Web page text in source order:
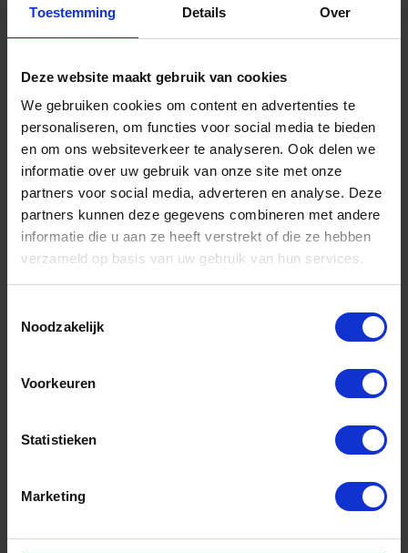
Toestemming Details Over
Deze website maakt gebruik van cookies
We gebruiken cookies om content en advertenties te
personaliseren, om functies voor social media te bieden
en om ons websiteverkeer te analyseren. Ook delen we
informatie over uw gebruik van onze site met onze
partners voor social media, adverteren en analyse. Deze
partners kunnen deze gegevens combineren met andere
informatie die u aan ze heeft verstrekt of die ze hebben
verzameld op basis van uw gebruik van hun services.
Noodzakelijk
Voorkeuren
Statistieken
Marketing
MILWAUKEE Vorkmeter elektriciens 2205-40
Voorraad: 3 op voorraad
Gtin: 4002395238026,EGMI220540
Artikelnummer merk: 4933416972
€ 186,06 incl. BTW
Prijs per 1 Stuk